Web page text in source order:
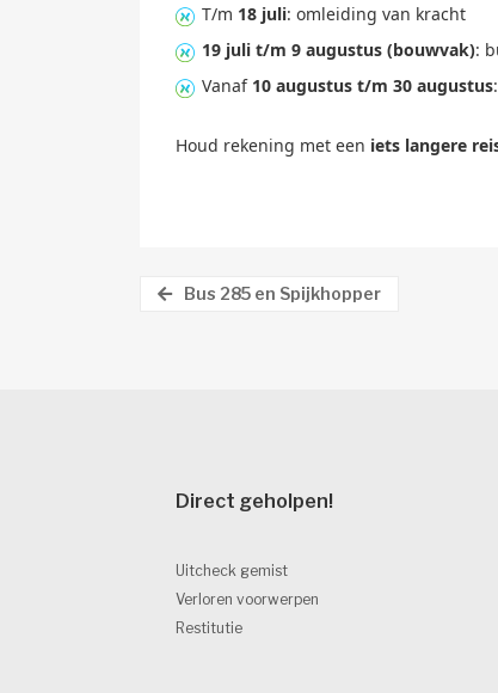
T/m 18 juli: omleiding van kracht
19 juli t/m 9 augustus (bouwvak):
Vanaf 10 augustus t/m 30 augustus
Houd rekening met een iets langere
Bus 285 en Spijkhopper
Direct geholpen!
Uitcheck gemist
Verloren voorwerpen
Restitutie